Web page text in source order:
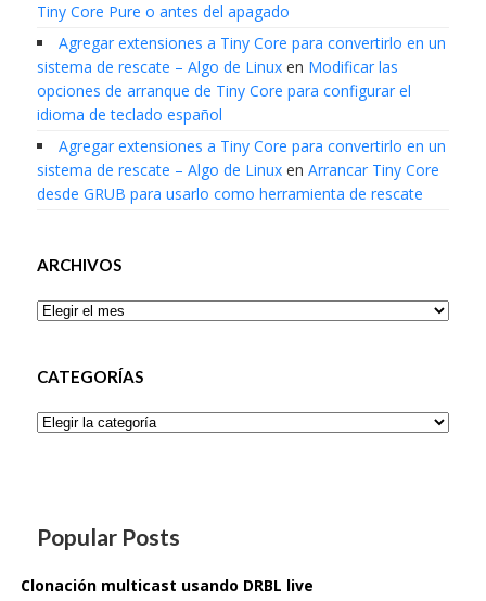
Tiny Core Pure o antes del apagado
Agregar extensiones a Tiny Core para convertirlo en un
sistema de rescate – Algo de Linuxen Modificar las
opciones de arranque de Tiny Core para configurar el
idioma de teclado español
Agregar extensiones a Tiny Core para convertirlo en un
sistema de rescate – Algo de Linuxen Arrancar Tiny Core
desde GRUB para usarlo como herramienta de rescate
ARCHIVOS
Archivos
CATEGORÍAS
Categorías
Popular Posts
Clonación multicast usando DRBL live